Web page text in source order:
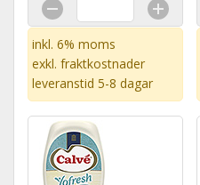
inkl. 6% moms
exkl. fraktkostnader
leveranstid 5-8 dagar